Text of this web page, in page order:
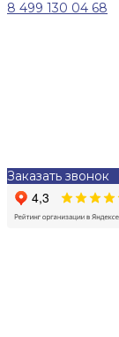
8 499 130 04 68
Заказать звонок